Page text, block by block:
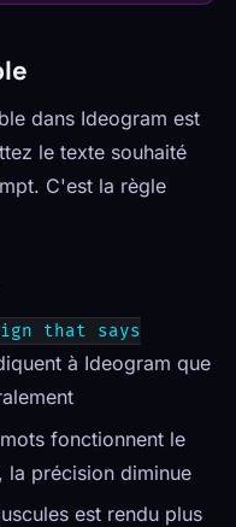
dans Ideogram est
le texte souhaité
C'est la règle
that says
à Ideogram que
fonctionnent le
la précision diminue
est rendu plus